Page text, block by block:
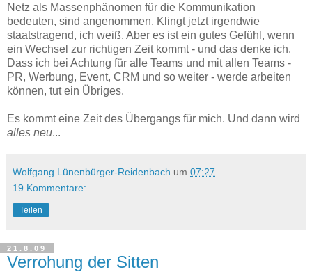
Netz als Massenphänomen für die Kommunikation
bedeuten, sind angenommen. Klingt jetzt irgendwie
staatstragend, ich weiß. Aber es ist ein gutes Gefühl, wenn
ein Wechsel zur richtigen Zeit kommt - und das denke ich.
Dass ich bei Achtung für alle Teams und mit allen Teams -
PR, Werbung, Event, CRM und so weiter - werde arbeiten
können, tut ein Übriges.
Es kommt eine Zeit des Übergangs für mich. Und dann wird
alles neu...
Wolfgang Lünenbürger-Reidenbach um 07:27
19 Kommentare:
Teilen
21.8.09
Verrohung der Sitten